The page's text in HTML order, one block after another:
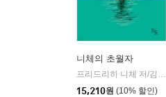
니체의 초월자
프리드리히 니체 저/김철 편역
15,210원 (10% 할인)